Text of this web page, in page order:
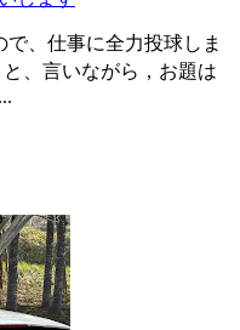
、仕事に全力投球しま
、言いながら，お題は